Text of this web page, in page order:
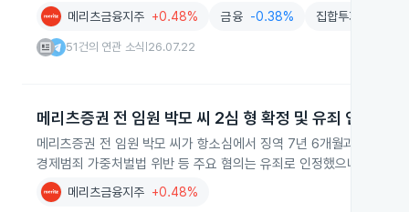
메리츠금융지주 +0.48% 금융 -0.38% 집합투자업
51건의 연관 소식 26.07.22
메리츠증권 전 임원 박모 씨 2심 형 확정 및 유죄 인정
메리츠증권 전 임원 박모 씨가 항소심에서 징역 7년 6개월과 벌금 10
경제범죄 가중처벌법 위반 등 주요 혐의는 유죄로 인정했으나 자본시
메리츠금융지주 +0.48%